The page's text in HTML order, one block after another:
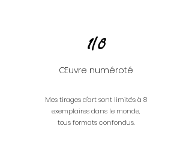
1/8
Œuvre numéroté
Mes tirages d'art sont limités à 8
exemplaires dans le monde,
tous formats confondus.